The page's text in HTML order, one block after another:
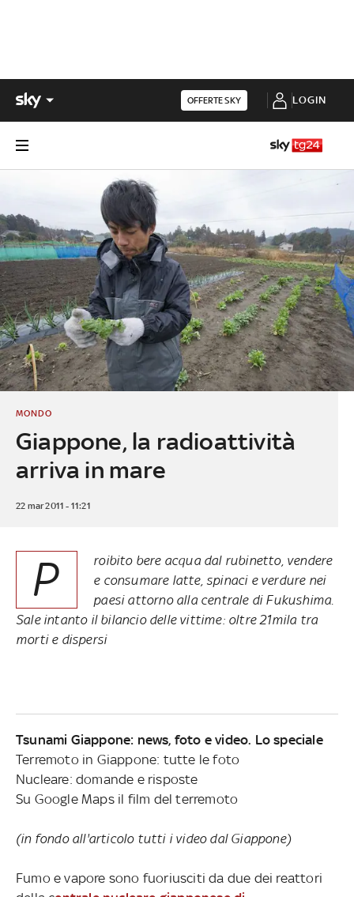
OFFERTE SKY LOGIN
Giappone, la radioattività
arriva in mare
MONDO
22 mar 2011 - 11:21
P
roibito bere acqua dal rubinetto, vendere
e consumare latte, spinaci e verdure nei
paesi attorno alla centrale di Fukushima.
Sale intanto il bilancio delle vittime: oltre 21mila tra
morti e dispersi
Tsunami Giappone: news, foto e video. Lo speciale
Terremoto in Giappone: tutte le foto
Nucleare: domande e risposte
Su Google Maps il film del terremoto
(in fondo all'articolo tutti i video dal Giappone)
Fumo e vapore sono fuoriusciti da due dei reattori